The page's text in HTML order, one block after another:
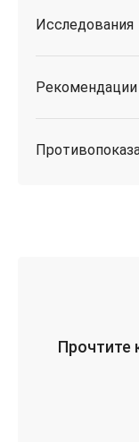
Исследования
Прочтите